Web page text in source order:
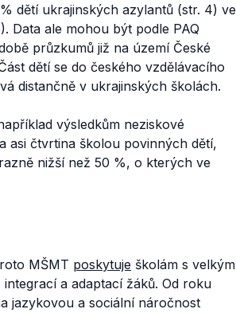
dětí ukrajinských azylantů (str. 4) ve
Data ale mohou být podle PAQ
průzkumů již na území České
dětí se do českého vzdělávacího
distančně v ukrajinských školách.
výsledkům neziskové
asi čtvrtina školou povinných dětí,
nižší než 50 %, o kterých ve
MŠMT poskytuje školám s velkým
a adaptací žáků. Od roku
jazykovou a sociální náročnost